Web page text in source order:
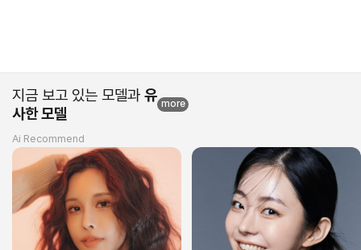
지금 보고 있는 모델과 유
사한 모델
more
Ai Recommend